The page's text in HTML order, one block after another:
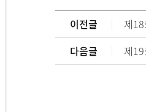
이전글
다음글
제